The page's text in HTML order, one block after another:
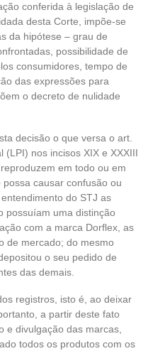
conferida à legislação de
desta Corte, impõe-se
da hipótese – grau de
possibilidade de
consumidores, tempo de
das expressões para
o decreto de nulidade
decisão o que versa o art.
(LPI) nos incisos XIX e XXXIII
em todo ou em
causar confusão ou
do STJ as
possuíam uma distinção
com a marca Dorflex, as
de mercado; do mesmo
o seu pedido de
das demais.
registros, isto é, ao deixar
a partir deste fato
e divulgação das marcas,
todos os produtos com os